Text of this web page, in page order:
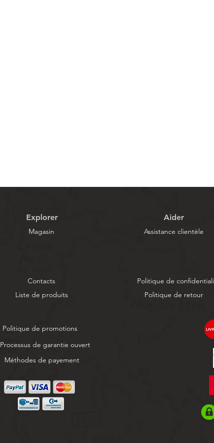
Explorer
Magasin
Contacts
Liste de produits
Politique de promotions
Processus de garantie ouvert
Méthodes de payement
Aider
Assistance clientèle
Politique de
Politique de retour